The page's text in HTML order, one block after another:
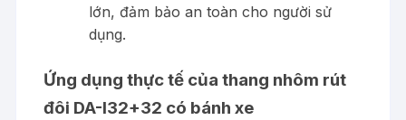
lớn, đảm bảo an toàn cho người sử
dụng.
Ứng dụng thực tế của thang nhôm rút
đôi DA-I32+32 có bánh xe